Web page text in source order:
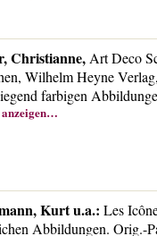
Christianne, Art Deco
Wilhelm Heyne
farbigen
Kurt u.a.: Les
Abbildungen. Orig.-